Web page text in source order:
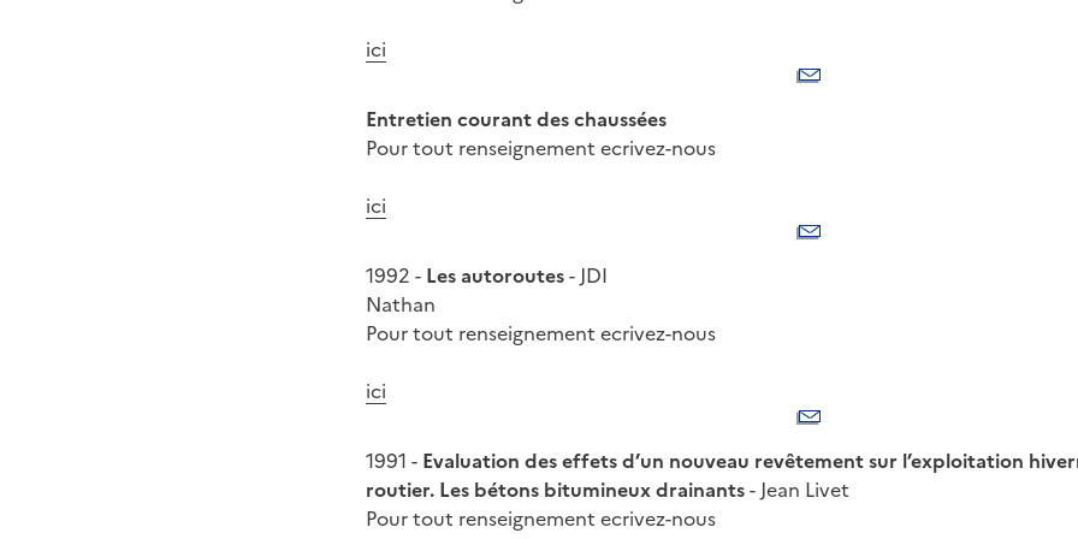
ici
Entretien courant des chaussées
Pour tout renseignement ecrivez-nous
ici
1992 - Les autoroutes- JDI
Nathan
Pour tout renseignement ecrivez-nous
ici
1991 - Evaluation des effets d’un nouveau revêtement sur l’exploitation
routier. Les bétons bitumineux drainants- Jean Livet
Pour tout renseignement ecrivez-nous